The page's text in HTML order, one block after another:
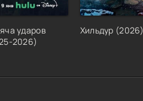
ударов
2026)
Хильдур (2026)